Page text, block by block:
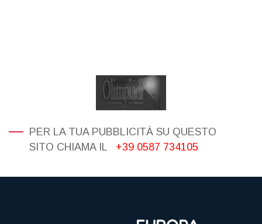
PER LA TUA PUBBLICITÀ SU QUESTO
SITO CHIAMA IL
+39 0587 734105